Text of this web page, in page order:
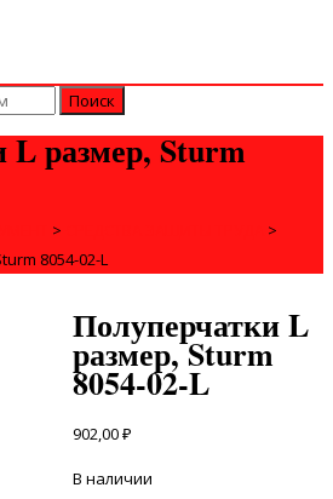
L размер, Sturm
>
>
8054-02-L
Полуперчатки L
размер, Sturm
8054-02-L
902,00₽
В наличии